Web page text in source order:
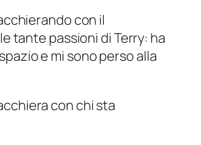
con il
tante passioni di Terry: ha
e mi sono perso alla
con chi sta